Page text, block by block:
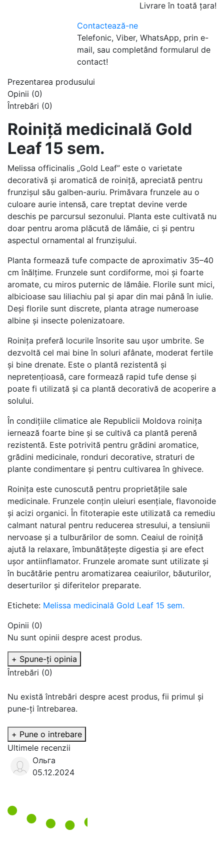
Livrare în toată țara!
Contactează-ne
Telefonic, Viber, WhatsApp, prin e-
mail, sau completând formularul de
contact!
Prezentarea produsului
Opinii (0)
Întrebări (0)
Roiniță medicinală Gold
Leaf 15 sem.
Melissa officinalis „Gold Leaf” este o varietate
decorativă și aromatică de roiniță, apreciată pentru
frunzișul său galben-auriu. Primăvara frunzele au o
culoare aurie intensă, care treptat devine verde
deschis pe parcursul sezonului. Planta este cultivată nu
doar pentru aroma plăcută de lămâie, ci și pentru
aspectul ornamental al frunzișului.
Planta formează tufe compacte de aproximativ 35–40
cm înălțime. Frunzele sunt cordiforme, moi și foarte
aromate, cu miros puternic de lămâie. Florile sunt mici,
albicioase sau liliachiu pal și apar din mai până în iulie.
Deși florile sunt discrete, planta atrage numeroase
albine și insecte polenizatoare.
Roinița preferă locurile însorite sau ușor umbrite. Se
dezvoltă cel mai bine în soluri afânate, moderat fertile
și bine drenate. Este o plantă rezistentă și
nepretențioasă, care formează rapid tufe dense și
poate fi utilizată și ca plantă decorativă de acoperire a
solului.
În condițiile climatice ale Republicii Moldova roinița
iernează foarte bine și se cultivă ca plantă perenă
rezistentă. Este potrivită pentru grădini aromatice,
grădini medicinale, ronduri decorative, straturi de
plante condimentare și pentru cultivarea în ghivece.
Roinița este cunoscută pentru proprietățile sale
medicinale. Frunzele conțin uleiuri esențiale, flavonoide
și acizi organici. În fitoterapie este utilizată ca remediu
calmant natural pentru reducerea stresului, a tensiunii
nervoase și a tulburărilor de somn. Ceaiul de roiniță
ajută la relaxare, îmbunătățește digestia și are efect
ușor antiinflamator. Frunzele aromate sunt utilizate și
în bucătărie pentru aromatizarea ceaiurilor, băuturilor,
deserturilor și diferitelor preparate.
Etichete: Melissa medicinală Gold Leaf 15 sem.
Opinii (0)
Nu sunt opinii despre acest produs.
+ Spune-ţi opinia
Întrebări (0)
Nu există întrebări despre acest produs, fii primul și
pune-ți întrebarea.
+ Pune o intrebare
Ultimele recenzii
Ольга
05.12.2024